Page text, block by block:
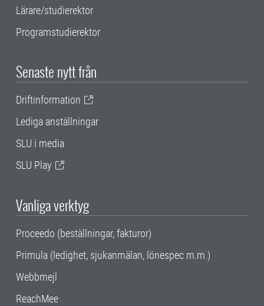
Lärare/studierektor
Programstudierektor
Senaste nytt från
Driftinformation
Lediga anställningar
SLU i media
SLU Play
Vanliga verktyg
Proceedo (beställningar, fakturor)
Primula (ledighet, sjukanmälan, lönespec m.m.)
Webbmejl
ReachMee